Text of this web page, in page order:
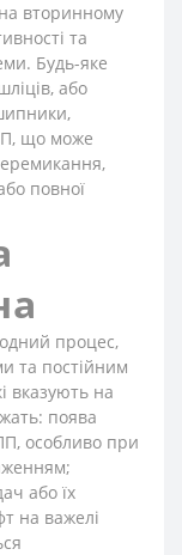
вторинному
та
Будь-яке
або
що може
повної
процес,
та постійним
вказують на
поява
особливо при
або їх
на важелі